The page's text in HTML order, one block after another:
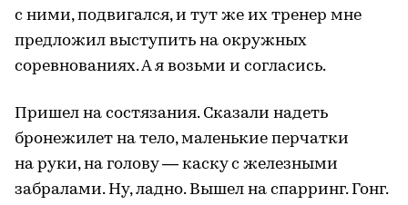
с ними, подвигался, и тут же их тренер мне
предложил выступить на окружных
соревнованиях. А я возьми и согласись.
Пришел на состязания. Сказали надеть
бронежилет на тело, маленькие перчатки
на руки, на голову — каску с железными
забралами. Ну, ладно. Вышел на спарринг. Гонг.